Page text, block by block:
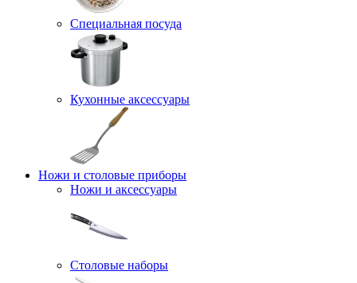
Специальная посуда
Кухонные аксессуары
Ножи и столовые приборы
Ножи и аксессуары
Столовые наборы